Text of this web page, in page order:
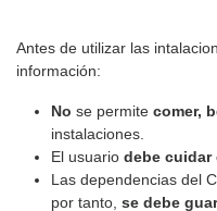
Antes de utilizar las
información:
No se permite comer,
instalaciones.
El usuario debe cuidar
Las dependencias del
por tanto, se debe